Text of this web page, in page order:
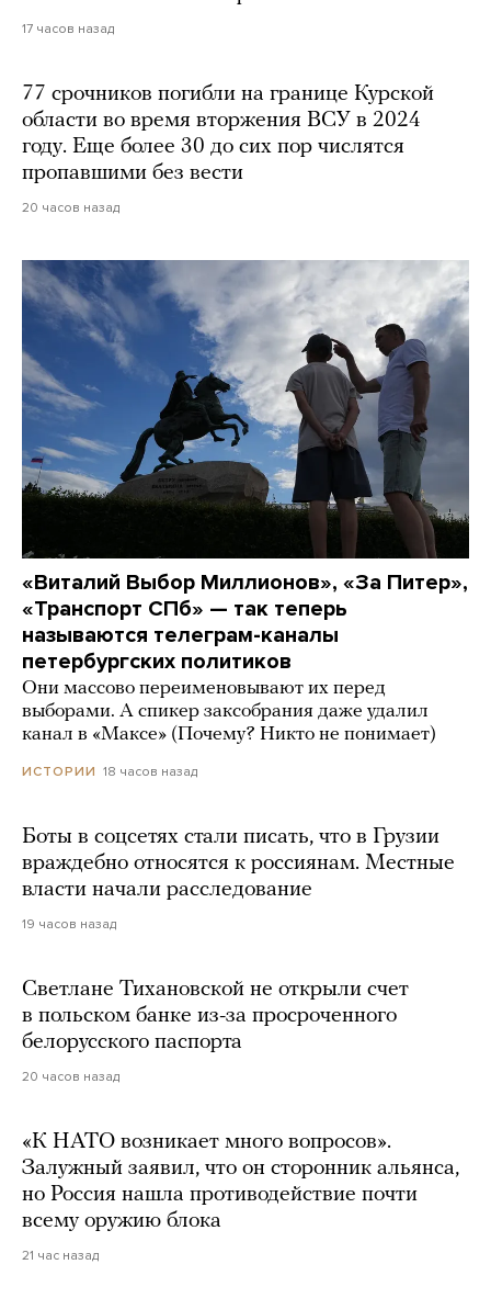
17 часов назад
77 срочников погибли на границе Курской
области во время вторжения ВСУ в 2024
году. Еще более 30 до сих пор числятся
пропавшими без вести
20 часов назад
«Виталий Выбор Миллионов», «За Питер»,
«Транспорт СПб» — так теперь
называются телеграм-каналы
петербургских политиков
Они массово переименовывают их перед
выборами. А спикер заксобрания даже удалил
канал в «Максе» (Почему? Никто не понимает)
ИСТОРИИ 18 часов назад
Боты в соцсетях стали писать, что в Грузии
враждебно относятся к россиянам. Местные
власти начали расследование
19 часов назад
Светлане Тихановской не открыли счет
в польском банке из-за просроченного
белорусского паспорта
20 часов назад
«К НАТО возникает много вопросов».
Залужный заявил, что он сторонник альянса,
но Россия нашла противодействие почти
всему оружию блока
21 час назад